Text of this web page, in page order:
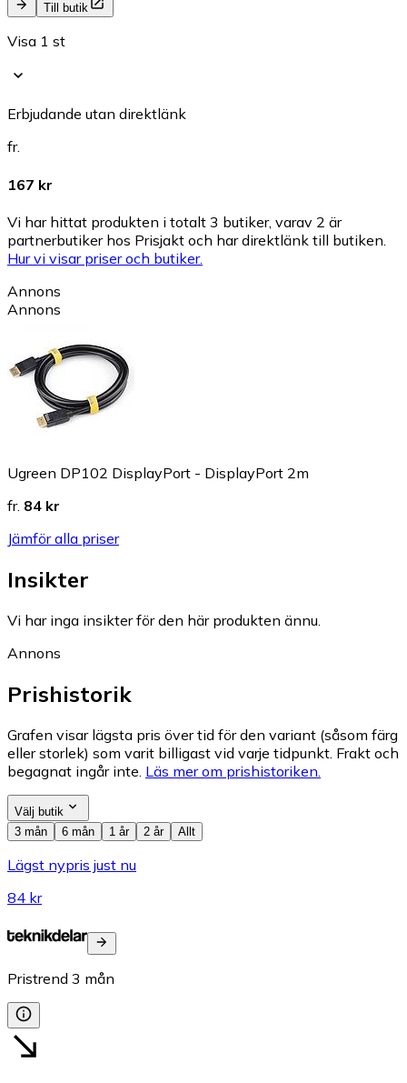
Till butik
Visa 1 st
Erbjudande utan direktlänk
fr.
167 kr
Vi har hittat produkten i totalt 3 butiker, varav 2 är
partnerbutiker hos Prisjakt och har direktlänk till butiken.
Hur vi visar priser och butiker.
Annons
Annons
Ugreen DP102 DisplayPort - DisplayPort 2m
fr. 84 kr
Jämför alla priser
Insikter
Vi har inga insikter för den här produkten ännu.
Annons
Prishistorik
Grafen visar lägsta pris över tid för den variant (såsom färg
eller storlek) som varit billigast vid varje tidpunkt. Frakt och
begagnat ingår inte. Läs mer om prishistoriken.
Välj butik
3 mån
6 mån 1 år 2 år Allt
Lägst nypris just nu
84 kr
Pristrend 3 mån